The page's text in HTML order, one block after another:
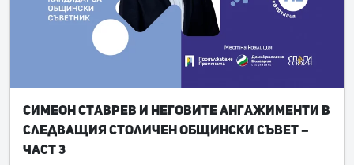
Симеон Ставрев и неговите ангажименти в
следващия Столичен общински съвет –
част 3